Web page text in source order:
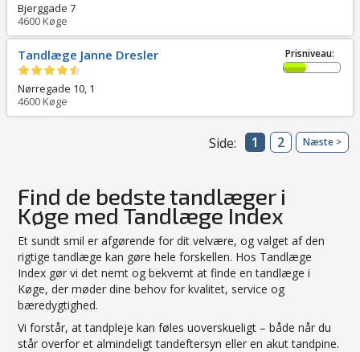
Bjerggade 7
4600Køge
Tandlæge Janne Dresler
Nørregade 10, 1
4600Køge
Prisniveau:
Side: 1 2 Næste >
Find de bedste tandlæger i
Køge med Tandlæge Index
Et sundt smil er afgørende for dit velvære, og valget af den
rigtige tandlæge kan gøre hele forskellen. Hos Tandlæge
Index gør vi det nemt og bekvemt at finde en tandlæge i
Køge, der møder dine behov for kvalitet, service og
bæredygtighed.
Vi forstår, at tandpleje kan føles uoverskueligt – både når du
står overfor et almindeligt tandeftersyn eller en akut tandpine.